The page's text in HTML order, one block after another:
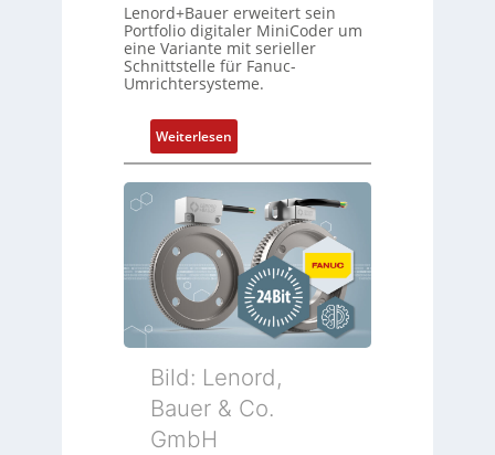
Lenord+Bauer erweitert sein
Portfolio digitaler MiniCoder um
eine Variante mit serieller
Schnittstelle für Fanuc-
Umrichtersysteme.
Weiterlesen:
D
r
e
g
e
b
e
r
o
m
Bild: Lenord,
Bauer & Co.
GmbH